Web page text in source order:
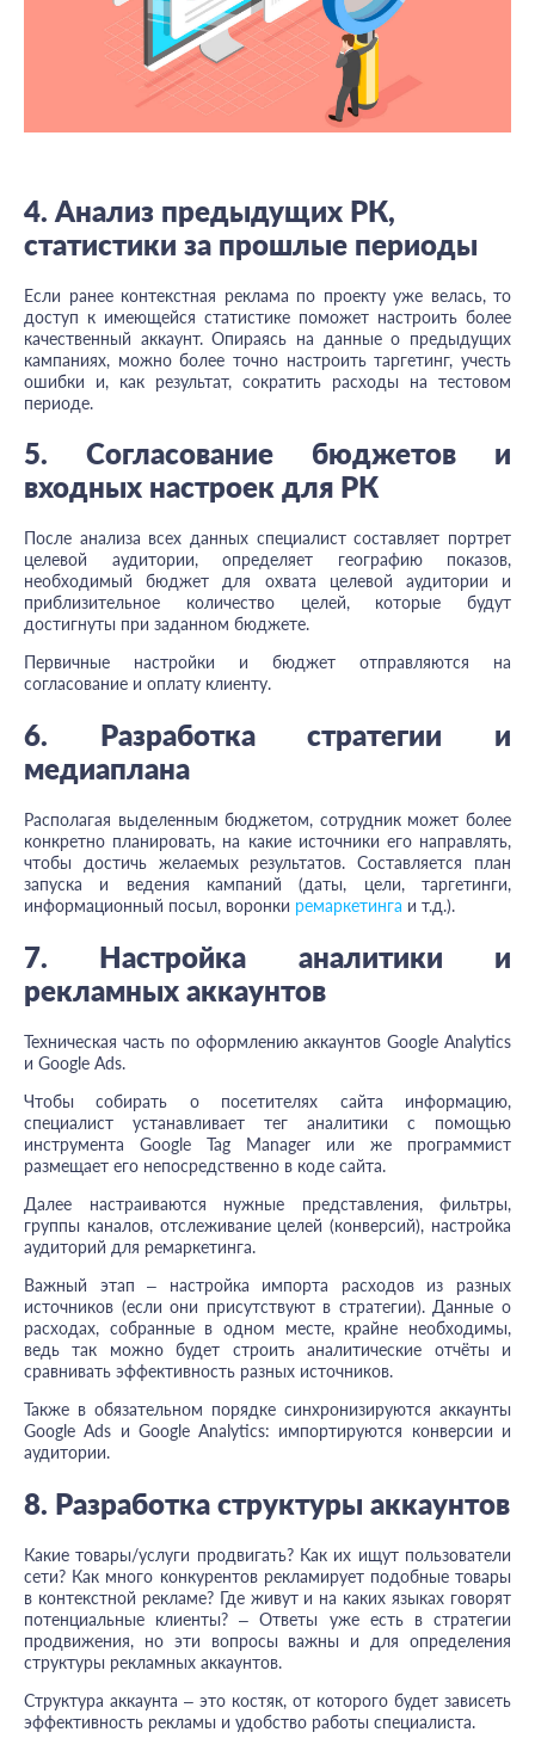
4. Анализ предыдущих РК,
статистики за прошлые периоды
Если ранее контекстная реклама по проекту уже велась, то
доступ к имеющейся статистике поможет настроить более
качественный аккаунт. Опираясь на данные о предыдущих
кампаниях, можно более точно настроить таргетинг, учесть
ошибки и, как результат, сократить расходы на тестовом
периоде.
5. Согласование бюджетов и
входных настроек для РК
После анализа всех данных специалист составляет портрет
целевой аудитории, определяет географию показов,
необходимый бюджет для охвата целевой аудитории и
приблизительное количество целей, которые будут
достигнуты при заданном бюджете.
Первичные настройки и бюджет отправляются на
согласование и оплату клиенту.
6. Разработка стратегии и
медиаплана
Располагая выделенным бюджетом, сотрудник может более
конкретно планировать, на какие источники его направлять,
чтобы достичь желаемых результатов. Составляется план
запуска и ведения кампаний (даты, цели, таргетинги,
информационный посыл, воронки ремаркетинга и т.д.).
7. Настройка аналитики и
рекламных аккаунтов
Техническая часть по оформлению аккаунтов Google Analytics
и Google Ads.
Чтобы собирать о посетителях сайта информацию,
специалист устанавливает тег аналитики с помощью
инструмента Google Tag Manager или же программист
размещает его непосредственно в коде сайта.
Далее настраиваются нужные представления, фильтры,
группы каналов, отслеживание целей (конверсий), настройка
аудиторий для ремаркетинга.
Важный этап – настройка импорта расходов из разных
источников (если они присутствуют в стратегии). Данные о
расходах, собранные в одном месте, крайне необходимы,
ведь так можно будет строить аналитические отчёты и
сравнивать эффективность разных источников.
Также в обязательном порядке синхронизируются аккаунты
Google Ads и Google Analytics: импортируются конверсии и
аудитории.
8. Разработка структуры аккаунтов
Какие товары/услуги продвигать? Как их ищут пользователи
сети? Как много конкурентов рекламирует подобные товары
в контекстной рекламе? Где живут и на каких языках говорят
потенциальные клиенты? – Ответы уже есть в стратегии
продвижения, но эти вопросы важны и для определения
структуры рекламных аккаунтов.
Структура аккаунта – это костяк, от которого будет зависеть
эффективность рекламы и удобство работы специалиста.